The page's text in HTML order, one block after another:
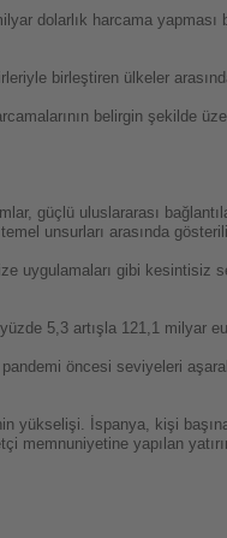
dolarlık harcama
birleştiren ülkeler
belirgin şekilde
güçlü uluslararası
unsurları arasında
uygulamaları gibi kesintisiz
5,3 artışla 121,1 milyar
öncesi seviyeleri
İspanya, kişi
memnuniyetine yapılan